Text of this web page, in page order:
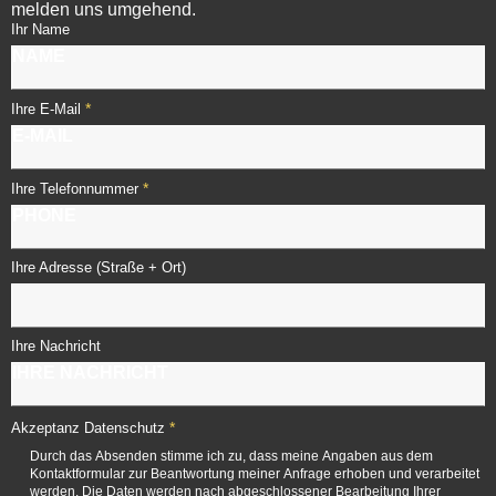
melden uns umgehend.
Ihr Name
Ihre E-Mail *
Ihre Telefonnummer *
Ihre Adresse (Straße + Ort)
Ihre Nachricht
Akzeptanz Datenschutz *
Durch das Absenden stimme ich zu, dass meine Angaben aus dem
Kontaktformular zur Beantwortung meiner Anfrage erhoben und verarbeitet
werden. Die Daten werden nach abgeschlossener Bearbeitung Ihrer